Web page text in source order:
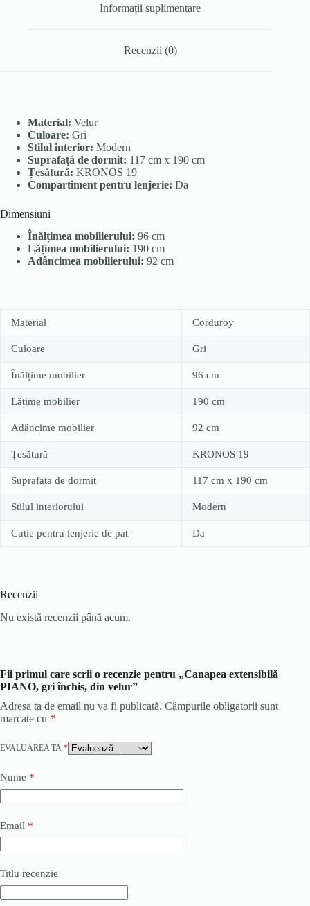
Informații suplimentare
Recenzii (0)
Material: Velur
Culoare: Gri
Stilul interior: Modern
Suprafață de dormit: 117 cm x 190 cm
Țesătură: KRONOS 19
Compartiment pentru lenjerie: Da
Dimensiuni
Înălțimea mobilierului: 96 cm
Lățimea mobilierului: 190 cm
Adâncimea mobilierului: 92 cm
Material Corduroy
Culoare Gri
Înălțime mobilier 96 cm
Lățime mobilier 190 cm
Adâncime mobilier 92 cm
Țesătură KRONOS 19
Suprafața de dormit 117 cm x 190 cm
Stilul interiorului Modern
Cutie pentru lenjerie de pat Da
Recenzii
Nu există recenzii până acum.
Fii primul care scrii o recenzie pentru „Canapea extensibilă
PIANO, gri închis, din velur”
Adresa ta de email nu va fi publicată. Câmpurile obligatorii sunt
marcate cu *
EVALUAREA TA *
Nume *
Email *
Titlu recenzie